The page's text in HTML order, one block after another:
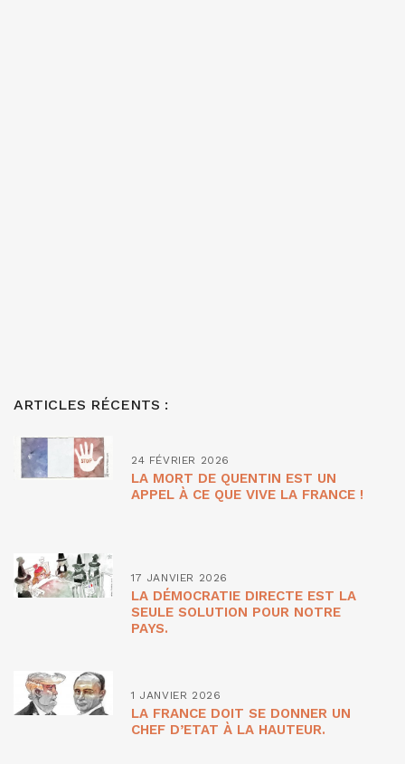
ARTICLES RÉCENTS :
24 FÉVRIER 2026
LA MORT DE QUENTIN EST UN
APPEL À CE QUE VIVE LA FRANCE !
17 JANVIER 2026
LA DÉMOCRATIE DIRECTE EST LA
SEULE SOLUTION POUR NOTRE
PAYS.
1 JANVIER 2026
LA FRANCE DOIT SE DONNER UN
CHEF D’ETAT À LA HAUTEUR.